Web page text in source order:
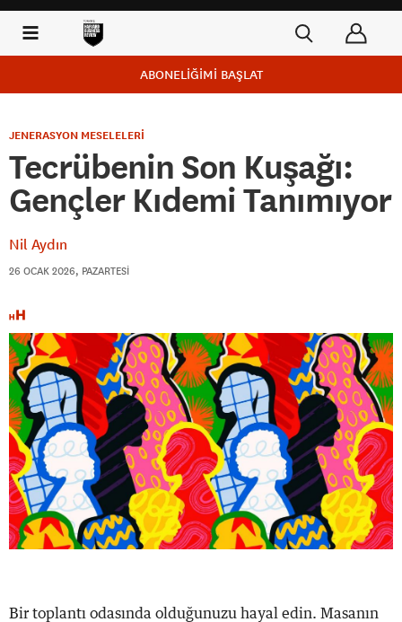
ABONELİĞİMİ BAŞLAT
JENERASYON MESELELERİ
Tecrübenin Son Kuşağı:
Gençler Kıdemi Tanımıyor
Nil Aydın
26 OCAK 2026, PAZARTESI
Bir toplantı odasında olduğunuzu hayal edin. Masanın